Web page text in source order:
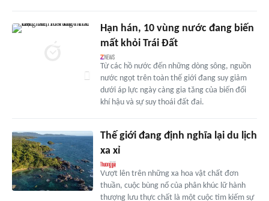
Hạn hán, 10 vùng nước đang biến
mất khỏi Trái Đất
Từ các hồ nước đến những dòng sông, nguồn
nước ngọt trên toàn thế giới đang suy giảm
dưới áp lực ngày càng gia tăng của biến đổi
khí hậu và sự suy thoái đất đai.
Thế giới đang định nghĩa lại du lịch
xa xỉ
Vượt lên trên những xa hoa vật chất đơn
thuần, cuộc bùng nổ của phân khúc lữ hành
thượng lưu thực chất là một cuộc tìm kiếm sự